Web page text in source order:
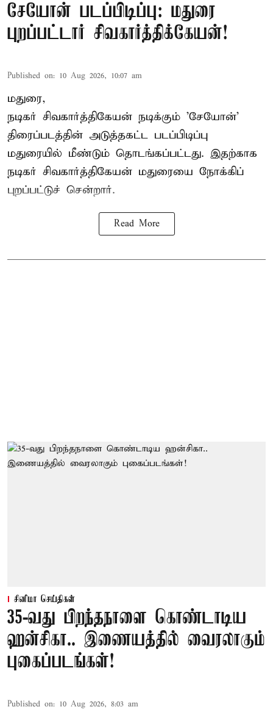
சேயோன் படப்பிடிப்பு: மதுரை
புறப்பட்டார் சிவகார்த்திக்கேயன்!
Published on: 10 Aug 2026, 10:07 am
மதுரை,
நடிகர் சிவகார்த்திகேயன் நடிக்கும் 'சேயோன்'
திரைப்படத்தின் அடுத்தகட்ட படப்பிடிப்பு
மதுரையில் மீண்டும் தொடங்கப்பட்டது. இதற்காக
நடிகர் சிவகார்த்திகேயன் மதுரையை நோக்கிப்
புறப்பட்டுச் சென்றார்.
Read More
சினிமா செய்திகள்
35-வது பிறந்தநாளை கொண்டாடிய
ஹன்சிகா.. இணையத்தில் வைரலாகும்
புகைப்படங்கள்!
Published on: 10 Aug 2026, 8:03 am